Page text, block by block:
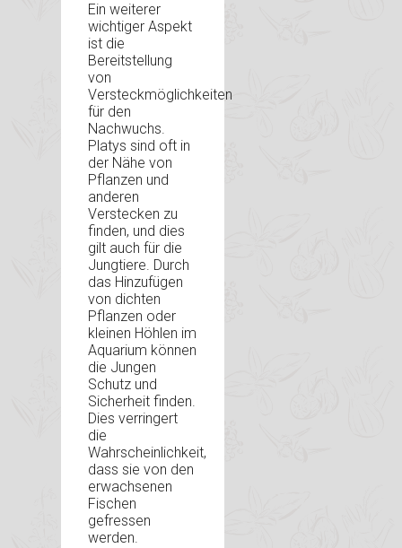
Ein weiterer
wichtiger Aspekt
ist die
Bereitstellung
von
Versteckmöglichkeiten
für den
Nachwuchs.
Platys sind oft in
der Nähe von
Pflanzen und
anderen
Verstecken zu
finden, und dies
gilt auch für die
Jungtiere. Durch
das Hinzufügen
von dichten
Pflanzen oder
kleinen Höhlen im
Aquarium können
die Jungen
Schutz und
Sicherheit finden.
Dies verringert
die
Wahrscheinlichkeit,
dass sie von den
erwachsenen
Fischen
gefressen
werden.